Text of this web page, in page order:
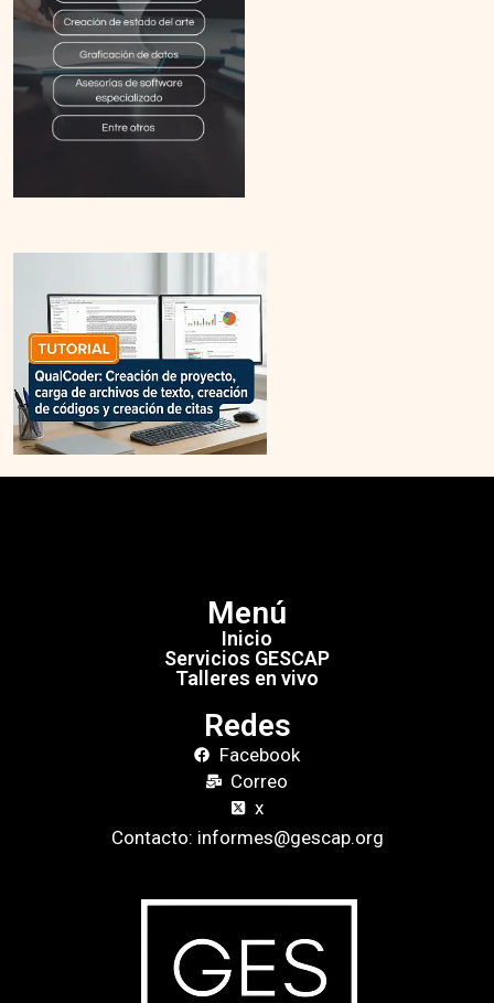
Menú
Inicio
Servicios GESCAP
Talleres en vivo
Redes
Facebook
Correo
x
Contacto: informes@gescap.org